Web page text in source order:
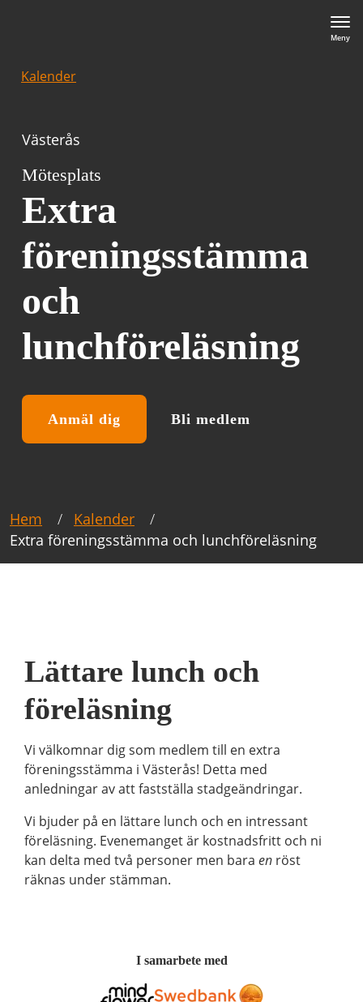
Meny
Kalender
Västerås
Mötesplats
Extra
föreningsstämma
och
lunchföreläsning
Anmäl dig Bli medlem
Hem
Kalender
Extra föreningsstämma och lunchföreläsning
Lättare lunch och
föreläsning
Vi välkomnar dig som medlem till en extra
föreningsstämma i Västerås! Detta med
anledningar av att fastställa stadgeändringar.
Vi bjuder på en lättare lunch och en intressant
föreläsning. Evenemanget är kostnadsfritt och ni
kan delta med två personer men bara en röst
räknas under stämman.
I samarbete med